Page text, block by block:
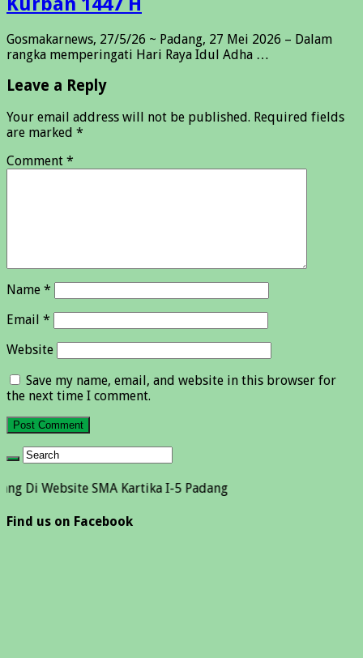
Gosmakarnews, 27/5/26 ~ Padang, 27 Mei 2026 – Dalam
rangka memperingati Hari Raya Idul Adha …
Leave a Reply
Your email address will not be published. Required fields
are marked *
Comment *
Name *
Email *
Website
Save my name, email, and website in this browser for
the next time I comment.
SMA Kartika I-5 Padang
Find us on Facebook